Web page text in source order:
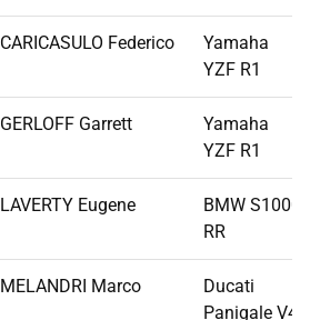
CARICASULO Federico
Yamaha
YZF R1
GERLOFF Garrett
Yamaha
YZF R1
LAVERTY Eugene
BMW S1000
RR
MELANDRI Marco
Ducati
Panigale V4